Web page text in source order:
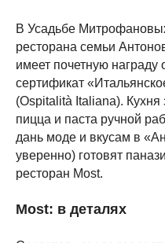
В Усадьбе
ресторана семьи
имеет почетную
сертификат
(Ospitalità Italiana). Кухня
пицца и паста ручной
дань моде и вкусам в
уверенно) готовят
ресторан Most.
Most: в деталях